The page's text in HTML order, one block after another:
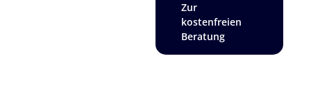
Zur
kostenfreien
Beratung